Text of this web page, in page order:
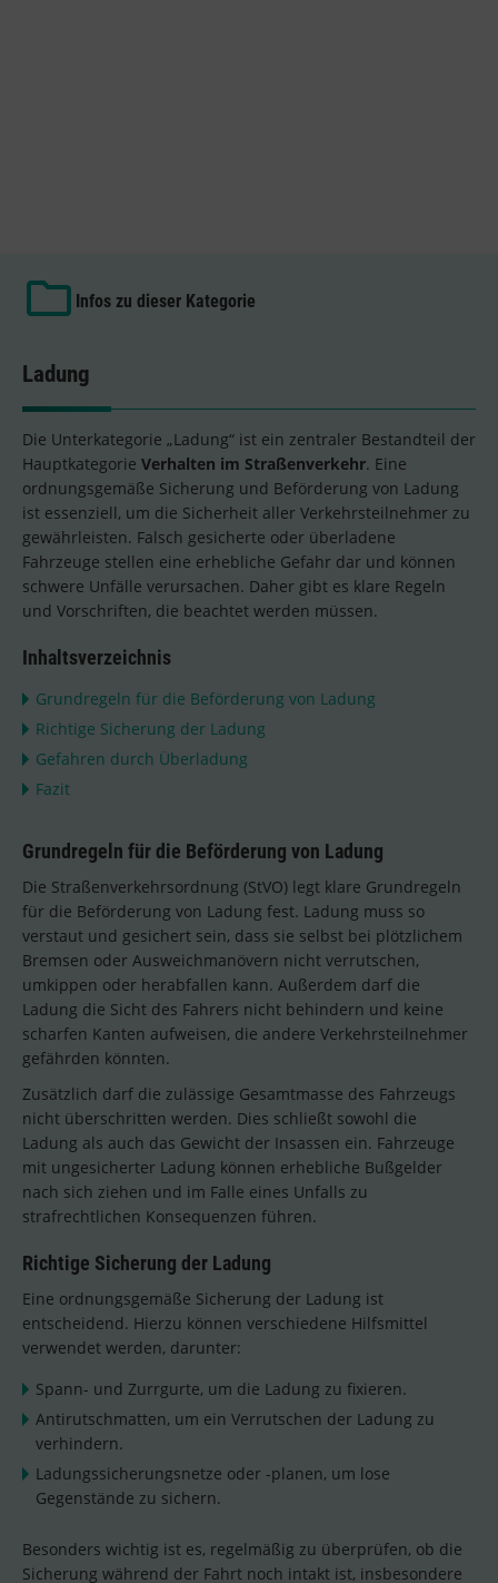
Infos zu dieser Kategorie
Ladung
Die Unterkategorie „Ladung“ ist ein zentraler Bestandteil der
Hauptkategorie Verhalten im Straßenverkehr. Eine
ordnungsgemäße Sicherung und Beförderung von Ladung
ist essenziell, um die Sicherheit aller Verkehrsteilnehmer zu
gewährleisten. Falsch gesicherte oder überladene
Fahrzeuge stellen eine erhebliche Gefahr dar und können
schwere Unfälle verursachen. Daher gibt es klare Regeln
und Vorschriften, die beachtet werden müssen.
Inhaltsverzeichnis
Grundregeln für die Beförderung von Ladung
Richtige Sicherung der Ladung
Gefahren durch Überladung
Fazit
Grundregeln für die Beförderung von Ladung
Die Straßenverkehrsordnung (StVO) legt klare Grundregeln
für die Beförderung von Ladung fest. Ladung muss so
verstaut und gesichert sein, dass sie selbst bei plötzlichem
Bremsen oder Ausweichmanövern nicht verrutschen,
umkippen oder herabfallen kann. Außerdem darf die
Ladung die Sicht des Fahrers nicht behindern und keine
scharfen Kanten aufweisen, die andere Verkehrsteilnehmer
gefährden könnten.
Zusätzlich darf die zulässige Gesamtmasse des Fahrzeugs
nicht überschritten werden. Dies schließt sowohl die
Ladung als auch das Gewicht der Insassen ein. Fahrzeuge
mit ungesicherter Ladung können erhebliche Bußgelder
nach sich ziehen und im Falle eines Unfalls zu
strafrechtlichen Konsequenzen führen.
Richtige Sicherung der Ladung
Eine ordnungsgemäße Sicherung der Ladung ist
entscheidend. Hierzu können verschiedene Hilfsmittel
verwendet werden, darunter:
Spann- und Zurrgurte, um die Ladung zu fixieren.
Antirutschmatten, um ein Verrutschen der Ladung zu
verhindern.
Ladungssicherungsnetze oder -planen, um lose
Gegenstände zu sichern.
Besonders wichtig ist es, regelmäßig zu überprüfen, ob die
Sicherung während der Fahrt noch intakt ist, insbesondere